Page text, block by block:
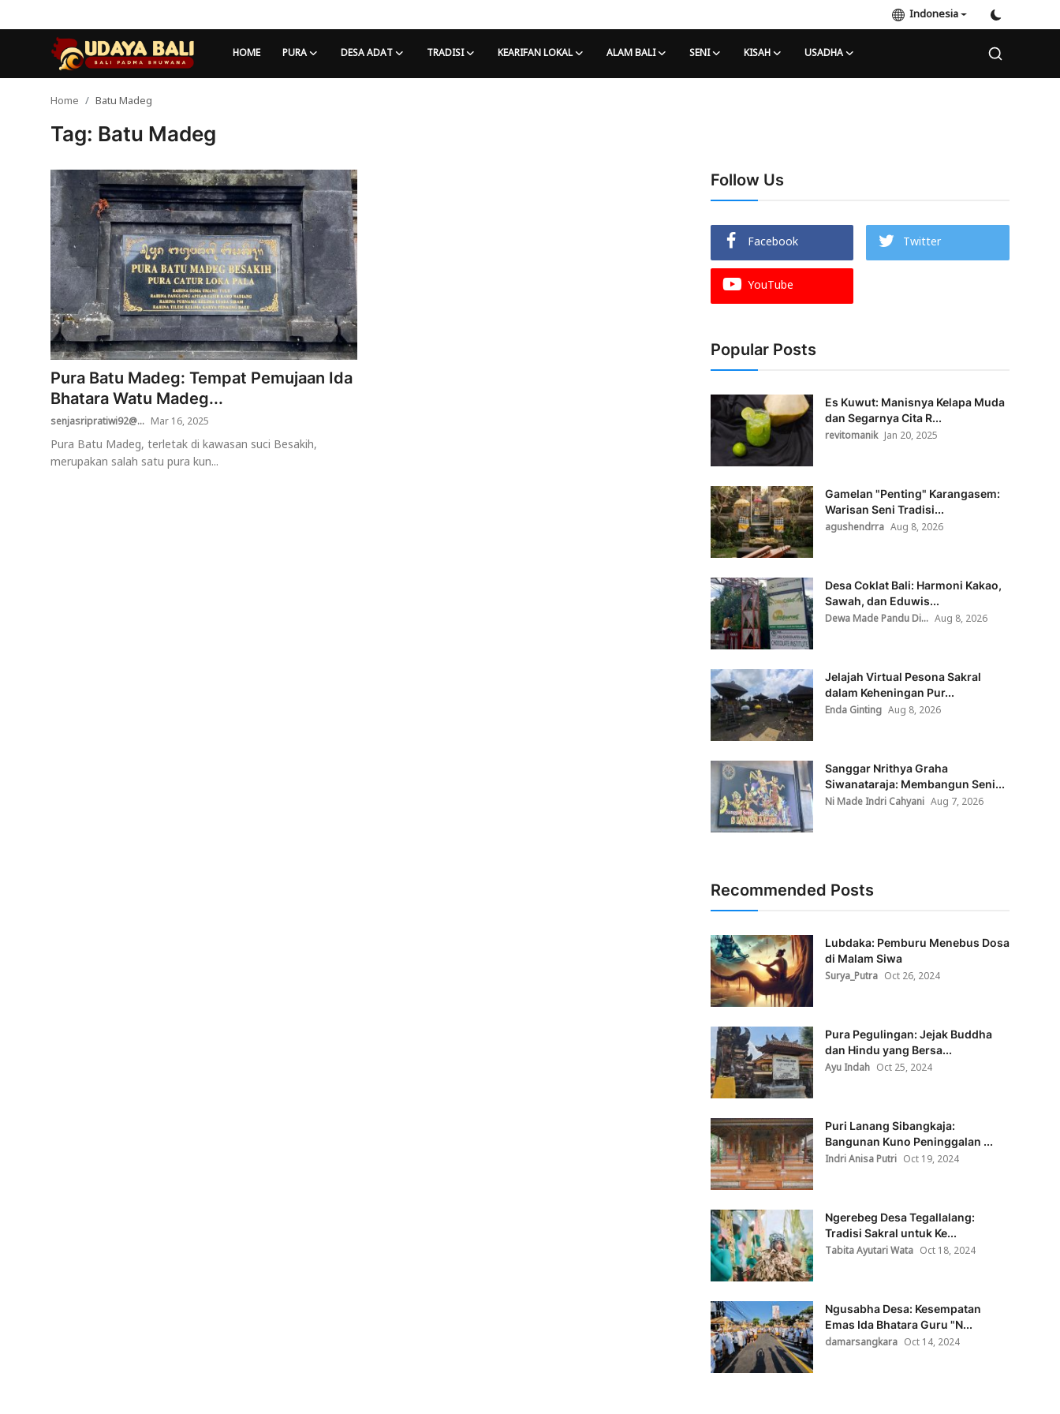
Indonesia
HOME PURA DESA ADAT TRADISI KEARIFAN LOKAL ALAM BALI SENI KISAH USADHA
Desa Adat
Tradisi
Kearifan lokal
Alam Bali
Usadha
Indonesia
Home Batu Madeg
Tag: Batu Madeg
Pura Batu Madeg: Tempat Pemujaan Ida
Bhatara Watu Madeg...
senjasripratiwi92@... Mar 16, 2025
Pura Batu Madeg, terletak di kawasan suci Besakih,
merupakan salah satu pura kun...
Follow Us
Facebook
Twitter
YouTube
Popular Posts
Es Kuwut: Manisnya Kelapa Muda
dan Segarnya Cita R...
revitomanik Jan 20, 2025
Gamelan "Penting" Karangasem:
Warisan Seni Tradisi...
agushendrra Aug 8, 2026
Desa Coklat Bali: Harmoni Kakao,
Sawah, dan Eduwis...
Dewa Made Pandu Di... Aug 8, 2026
Jelajah Virtual Pesona Sakral
dalam Keheningan Pur...
Enda Ginting Aug 8, 2026
Sanggar Nrithya Graha
Siwanataraja: Membangun Seni...
Ni Made Indri Cahyani Aug 7, 2026
Recommended Posts
Lubdaka: Pemburu Menebus Dosa
di Malam Siwa
Surya_Putra Oct 26, 2024
Pura Pegulingan: Jejak Buddha
dan Hindu yang Bersa...
Ayu Indah Oct 25, 2024
Puri Lanang Sibangkaja:
Bangunan Kuno Peninggalan ...
Indri Anisa Putri Oct 19, 2024
Ngerebeg Desa Tegallalang:
Tradisi Sakral untuk Ke...
Tabita Ayutari Wata Oct 18, 2024
Ngusabha Desa: Kesempatan
Emas Ida Bhatara Guru "N...
damarsangkara Oct 14, 2024